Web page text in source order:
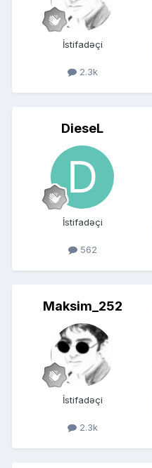
İstifadəçi
2.3k
DieseL
İstifadəçi
562
Maksim_252
İstifadəçi
2.3k